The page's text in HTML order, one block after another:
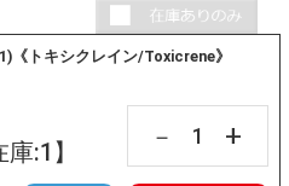
《トキシクレイン/Toxicrene》
庫:1】
－ +